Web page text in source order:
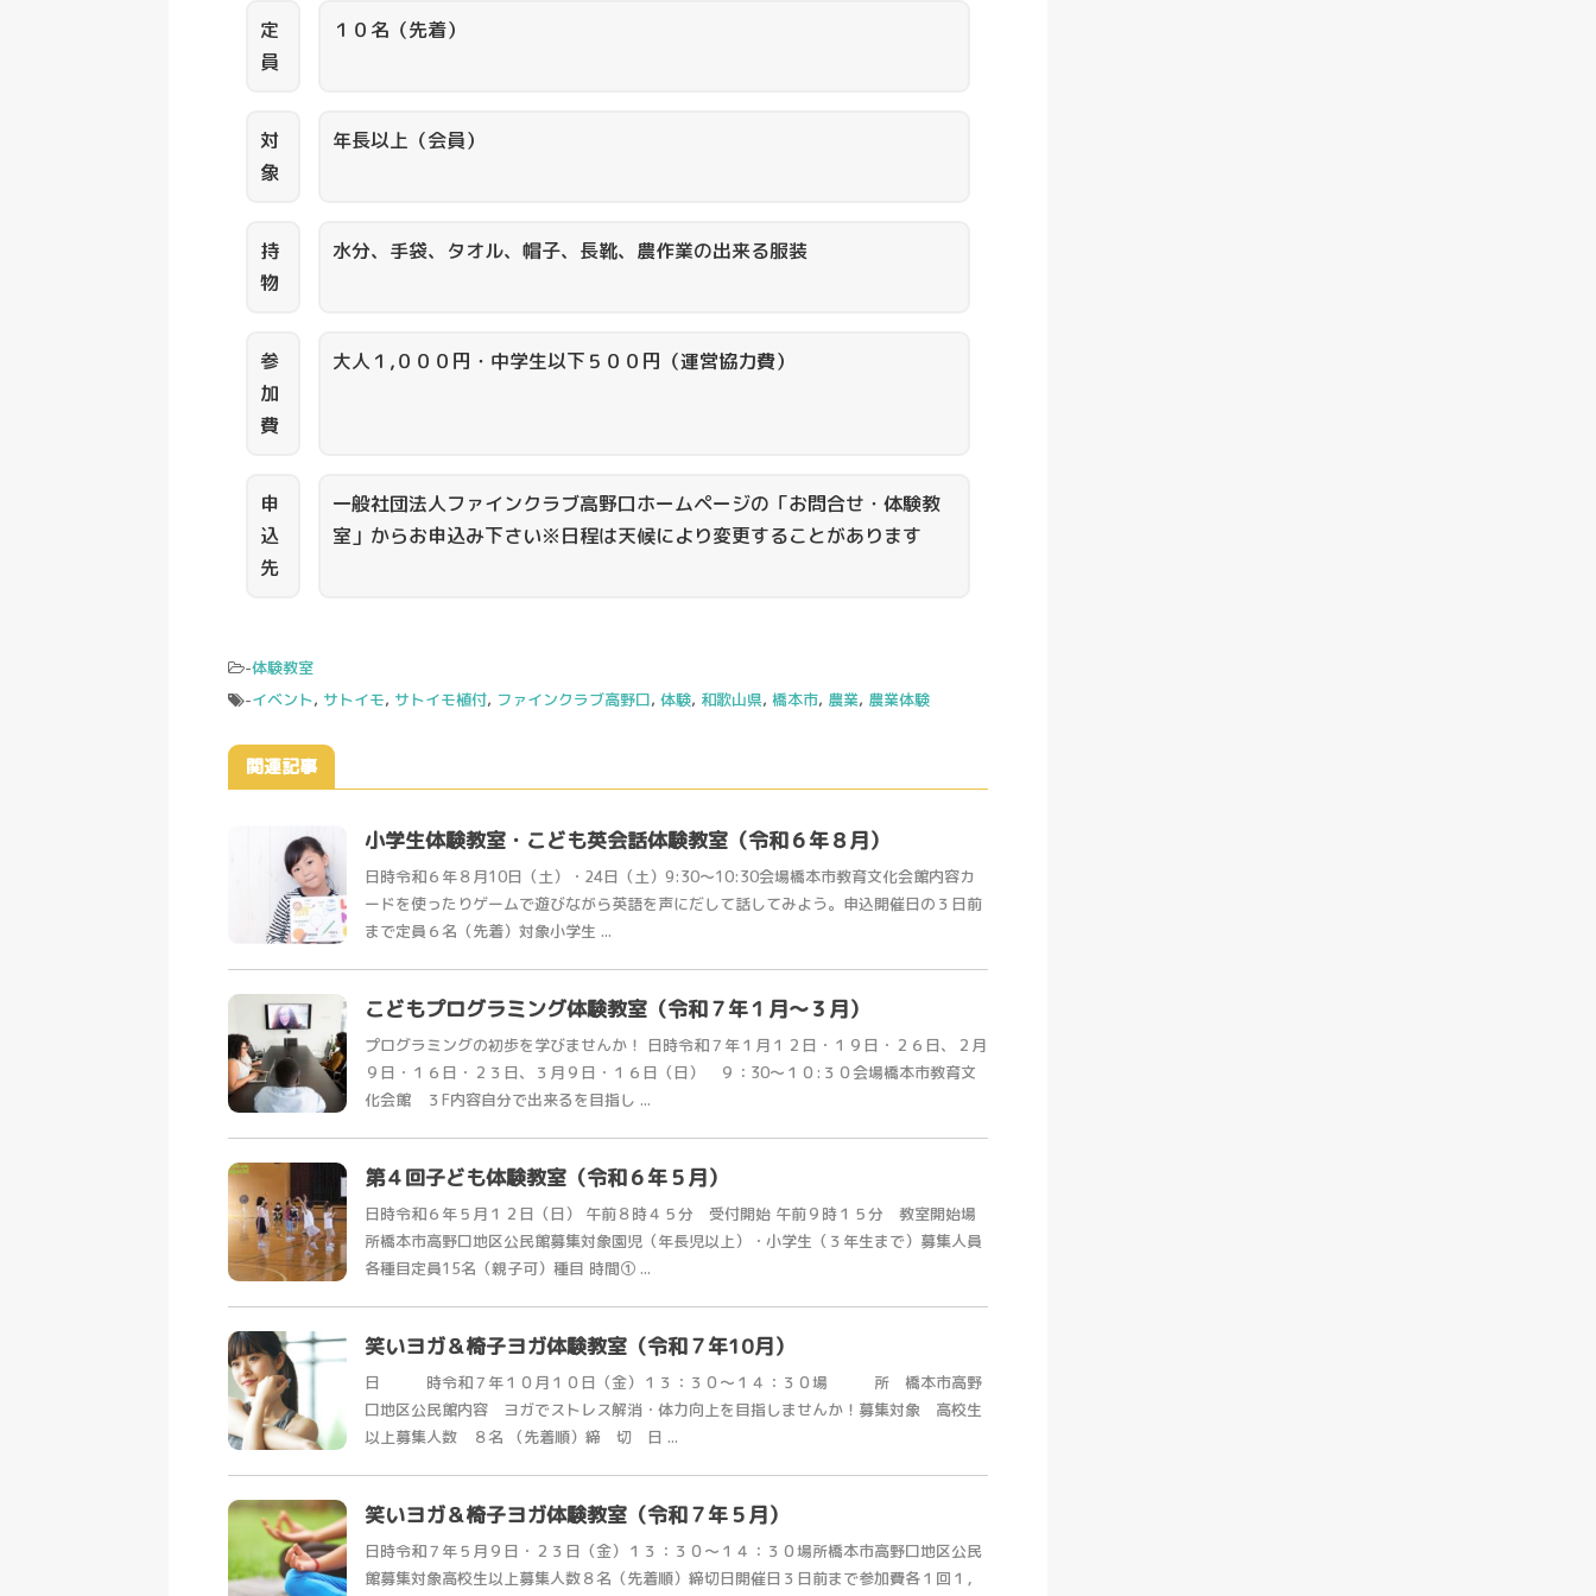
定
員
１０名（先着）
対
象
年長以上（会員）
持
物
水分、手袋、タオル、帽子、長靴、農作業の出来る服装
参
加
費
大人１,０００円・中学生以下５００円（運営協力費）
申
込
先
一般社団法人ファインクラブ高野口ホームページの「お問合せ・体験教
室」からお申込み下さい※日程は天候により変更することがあります
-体験教室
-イベント, サトイモ, サトイモ植付, ファインクラブ高野口, 体験, 和歌山県, 橋本市, 農業, 農業体験
関連記事
小学生体験教室・こども英会話体験教室（令和６年８月）
日時令和６年８月10日（土）・24日（土）9:30～10:30会場橋本市教育文化会館内容カ
ードを使ったりゲームで遊びながら英語を声にだして話してみよう。申込開催日の３日前
まで定員６名（先着）対象小学生 ...
こどもプログラミング体験教室（令和７年１月～３月）
プログラミングの初歩を学びませんか！ 日時令和７年１月１２日・１９日・２６日、２月
９日・１６日・２３日、３月９日・１６日（日） ９：30～１０:３０会場橋本市教育文
化会館 ３F内容自分で出来るを目指し ...
第４回子ども体験教室（令和６年５月）
日時令和６年５月１２日（日） 午前８時４５分 受付開始 午前９時１５分 教室開始場
所橋本市高野口地区公民館募集対象園児（年長児以上）・小学生（３年生まで）募集人員
各種目定員15名（親子可）種目 時間① ...
笑いヨガ＆椅子ヨガ体験教室（令和７年10月）
日 時令和７年１０月１０日（金）１３：３０～１４：３０場 所 橋本市高野
口地区公民館内容 ヨガでストレス解消・体力向上を目指しませんか！募集対象 高校生
以上募集人数 ８名 （先着順）締 切 日 ...
笑いヨガ＆椅子ヨガ体験教室（令和７年５月）
日時令和７年５月９日・２３日（金）１３：３０～１４：３０場所橋本市高野口地区公民
館募集対象高校生以上募集人数８名（先着順）締切日開催日３日前まで参加費各１回１，